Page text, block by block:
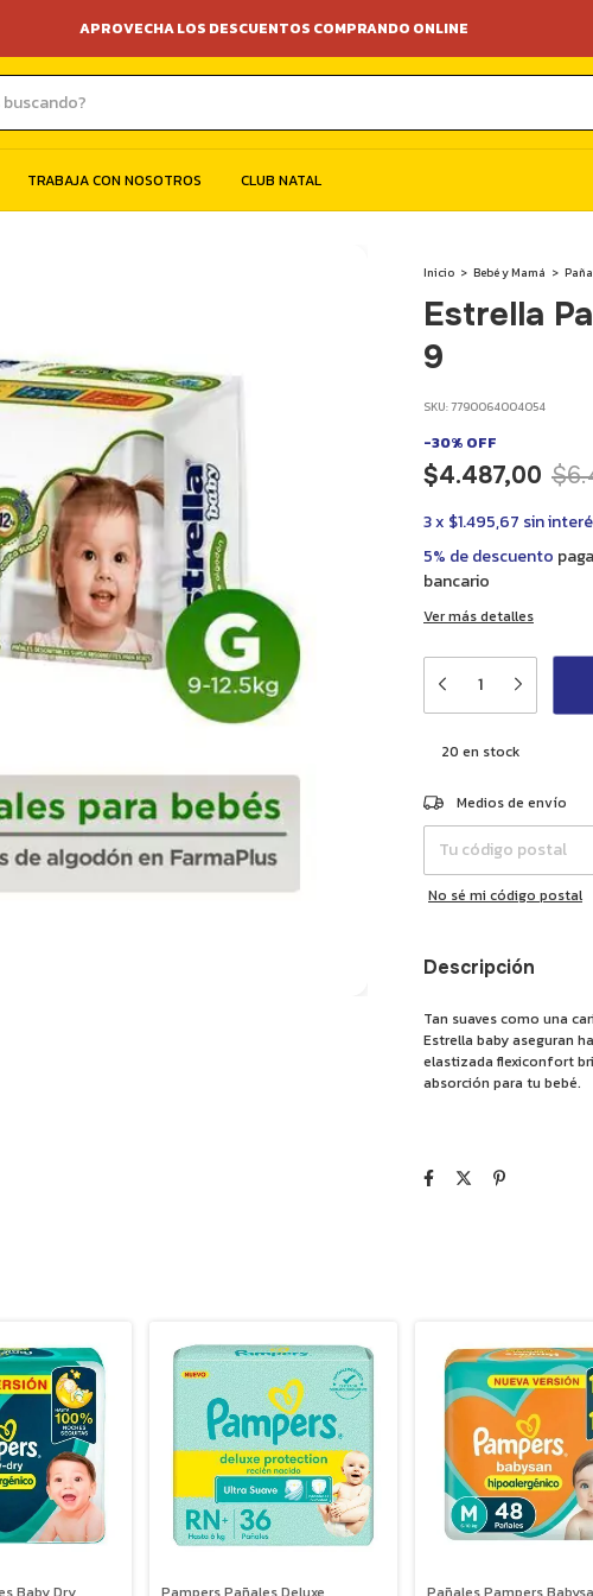
APROVECHA LOS DESCUENTOS COMPRANDO ONLINE
TRABAJA CON NOSOTROS CLUB NATAL
Inicio > Bebé y Mamá >
Estrella
9
SKU:7790064004054
-30% OFF
$4.487,00
3x $1.495,67 sin
5% de descuento
bancario
Ver más detalles
20 en stock
Entregas para el CP:
Medios de envío
No sé mi código postal
Descripción
Tan suaves como una
Estrella baby aseguran
elastizada flexiconfort
absorción para tu bebé.